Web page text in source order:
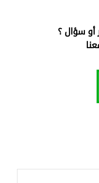
أو سؤال ؟